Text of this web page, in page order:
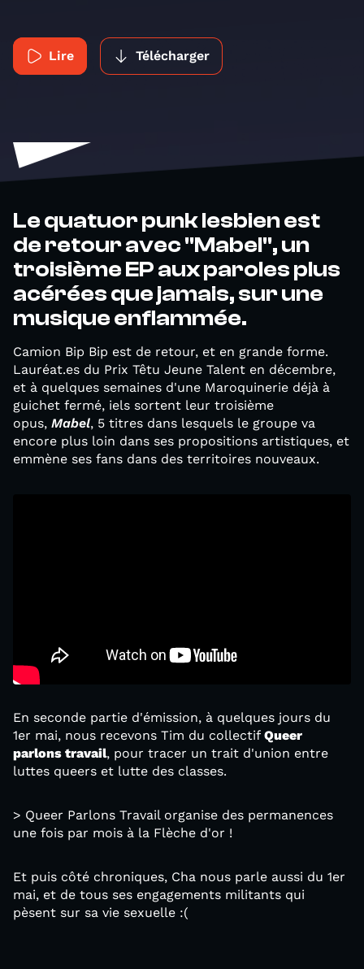
Lire Télécharger
Le quatuor punk lesbien est
de retour avec "Mabel", un
troisième EP aux paroles plus
acérées que jamais, sur une
musique enflammée.
Camion Bip Bip est de retour, et en grande forme.
Lauréat.es du Prix Têtu Jeune Talent en décembre,
et à quelques semaines d'une Maroquinerie déjà à
guichet fermé, iels sortent leur troisième
opus, Mabel, 5 titres dans lesquels le groupe va
encore plus loin dans ses propositions artistiques, et
emmène ses fans dans des territoires nouveaux.
En seconde partie d'émission, à quelques jours du
1er mai, nous recevons Tim du collectif Queer
parlons travail, pour tracer un trait d'union entre
luttes queers et lutte des classes.
> Queer Parlons Travail organise des permanences
une fois par mois à la Flèche d'or !
Et puis côté chroniques, Cha nous parle aussi du 1er
mai, et de tous ses engagements militants qui
pèsent sur sa vie sexuelle :(